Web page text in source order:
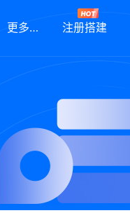
更多… 注册搭建